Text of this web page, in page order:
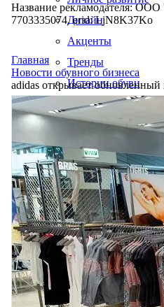
Дизайн
Акценты
Тренды
Истории обуви
Производство
Название рекламодателя:
7703335074, erid: LjN8K37Ko
Главная
Новости обувного бизнеса
adidas открывает